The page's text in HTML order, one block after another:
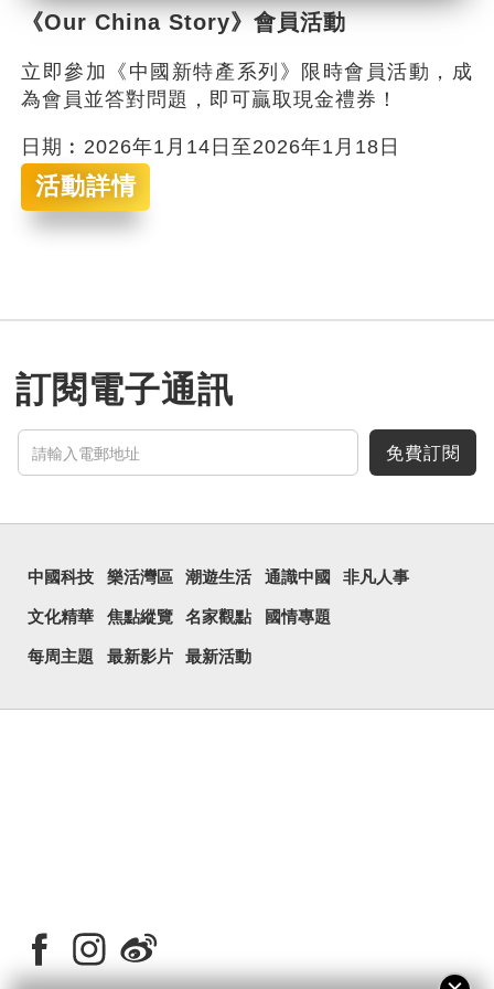
《Our China Story》會員活動
立即參加《中國新特產系列》限時會員活動，成
為會員並答對問題，即可贏取現金禮券！
日期︰2026年1月14日至2026年1月18日
活動詳情
訂閱電子通訊
免費訂閱
中國科技 樂活灣區 潮遊生活 通識中國 非凡人事
文化精華 焦點縱覽 名家觀點 國情專題
每周主題 最新影片 最新活動